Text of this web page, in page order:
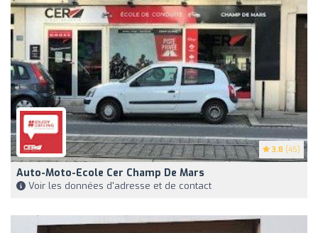
3.8 (45)
Auto-Moto-Ecole Cer Champ De Mars
Voir les données d'adresse et de contact